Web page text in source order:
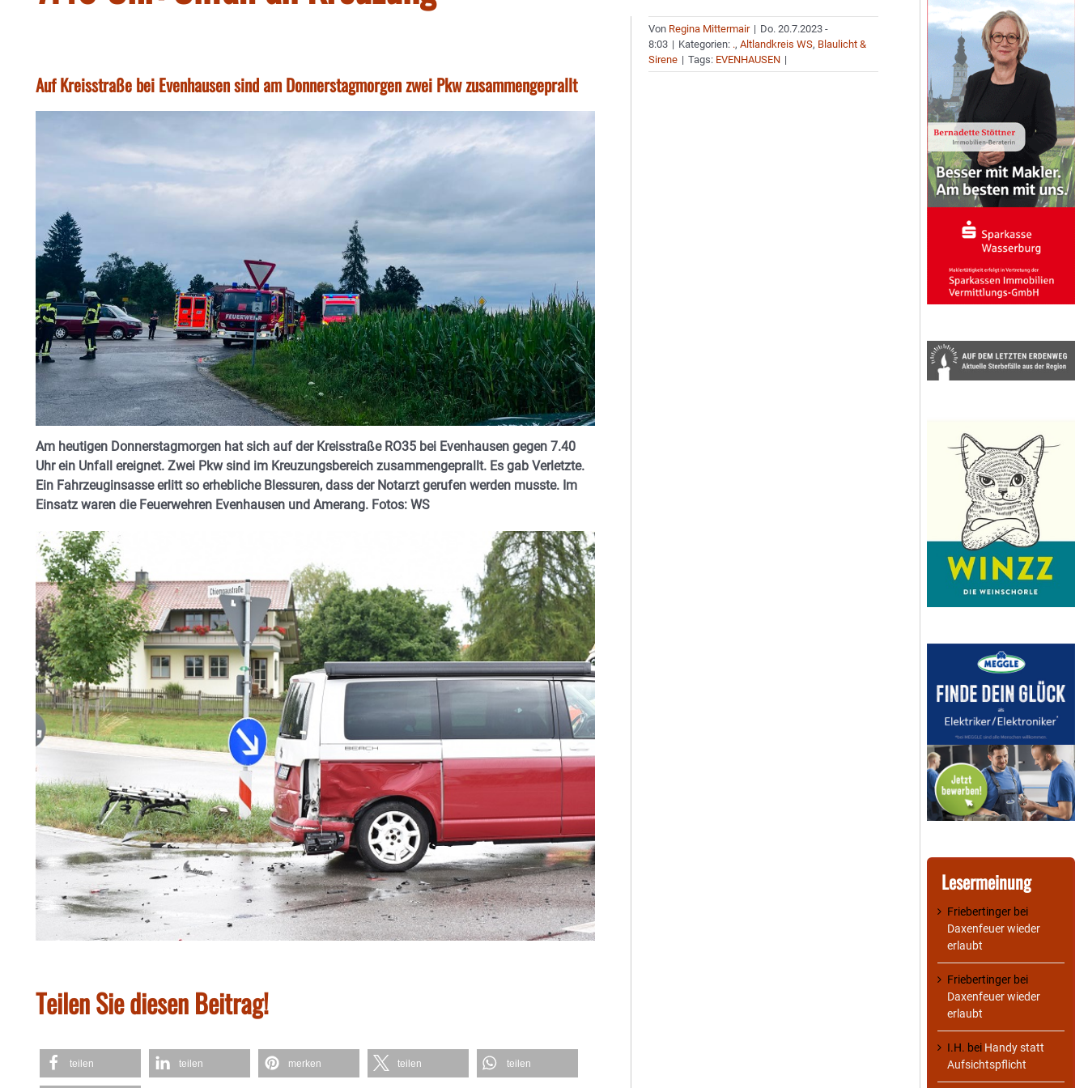
Auf Kreisstraße bei Evenhausen sind am Donnerstagmorgen zwei Pkw zusammengeprallt
Am heutigen Donnerstagmorgen hat sich auf der Kreisstraße RO35 bei Evenhausen gegen 7.40
Uhr ein Unfall ereignet. Zwei Pkw sind im Kreuzungsbereich zusammengeprallt. Es gab Verletzte.
Ein Fahrzeuginsasse erlitt so erhebliche Blessuren, dass der Notarzt gerufen werden musste. Im
Einsatz waren die Feuerwehren Evenhausen und Amerang. Fotos: WS
Teilen Sie diesen Beitrag!
teilen teilen merken teilen teilen
Von Regina Mittermair | Do. 20.7.2023 -
8:03 | Kategorien: .,Altlandkreis WS, Blaulicht &
Sirene | Tags: EVENHAUSEN |
Lesermeinung
Friebertinger bei
Daxenfeuer wieder
erlaubt
Friebertinger bei
Daxenfeuer wieder
erlaubt
I.H. bei Handy statt
Aufsichtspflicht